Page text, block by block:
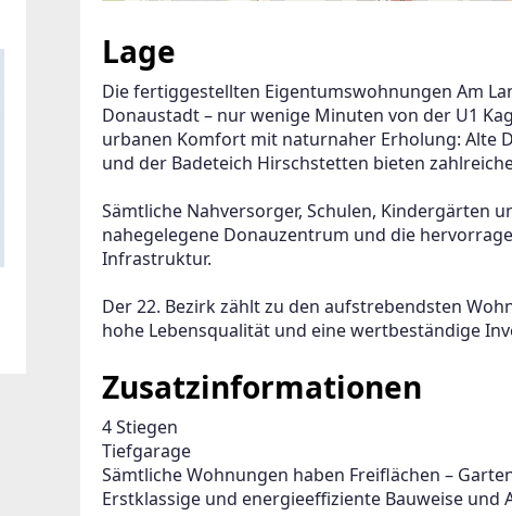
Lage
Die fertiggestellten Eigentumswohnungen Am
Donaustadt – nur wenige Minuten von der U1
urbanen Komfort mit naturnaher Erholung: Alte
und der Badeteich Hirschstetten bieten
Sämtliche Nahversorger, Schulen, Kindergärten
nahegelegene Donauzentrum und die
Infrastruktur.
Der 22. Bezirk zählt zu den aufstrebendsten
hohe Lebensqualität und eine wertbeständige
Zusatzinformationen
4 Stiegen
Tiefgarage
Sämtliche Wohnungen haben Freiflächen –
Erstklassige und energieeffiziente Bauweise und